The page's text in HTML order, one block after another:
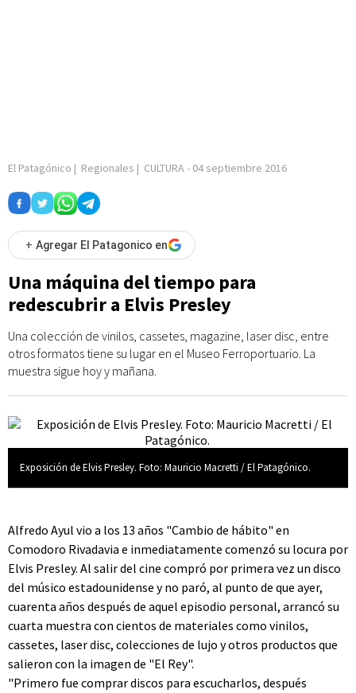
El Patagónico | Regionales | CULTURA- 04 septiembre 2016
+ Agregar El Patagonico en
Una máquina del tiempo para
redescubrir a Elvis Presley
Una colección de vinilos, cassetes, magazine, laser disc, entre
otros formatos tiene su lugar en el Museo Ferroportuario. La
muestra sigue hoy y mañana.
Exposición de Elvis Presley. Foto: Mauricio Macretti / El Patagónico.
Alfredo Ayul vio a los 13 años "Cambio de hábito" en
Comodoro Rivadavia e inmediatamente comenzó su locura por
Elvis Presley. Al salir del cine compró por primera vez un disco
del músico estadounidense y no paró, al punto de que ayer,
cuarenta años después de aquel episodio personal, arrancó su
cuarta muestra con cientos de materiales como vinilos,
cassetes, laser disc, colecciones de lujo y otros productos que
salieron con la imagen de "El Rey".
"Primero fue comprar discos para escucharlos, después